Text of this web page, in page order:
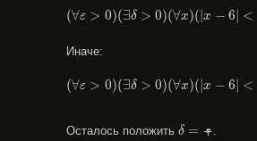
(∀ε > 0)(∃δ > 0)(∀x)(|x − 6| <
(∀ε>0) ∃δ >0 (∀x −6 <
Иначе:
(∀ε > 0)(∃δ > 0)(∀x)(|x − 6| <
(∀ ε> 0 )( δ>0 ) ∀ x) −6| δ
Осталось положить δ = ε
7
δ